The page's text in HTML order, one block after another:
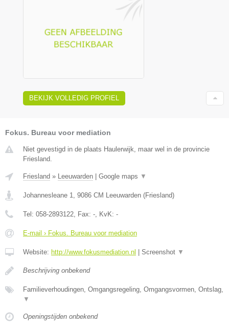
BEKIJK VOLLEDIG PROFIEL
Fokus. Bureau voor mediation
Niet gevestigd in de plaats Haulerwijk, maar wel in de provincie
Friesland.
Friesland » Leeuwarden | Google maps ▼
Johannesleane 1 9086 CM Leeuwarden (Friesland)
Tel: 058-2893122 , Fax: - , KvK: -
E-mail › Fokus. Bureau voor mediation
Website: http://www.fokusmediation.nl | Screenshot ▼
Beschrijving onbekend
Familieverhoudingen, Omgangsregeling, Omgangsvormen, Ontslag,
▼
Openingstijden onbekend